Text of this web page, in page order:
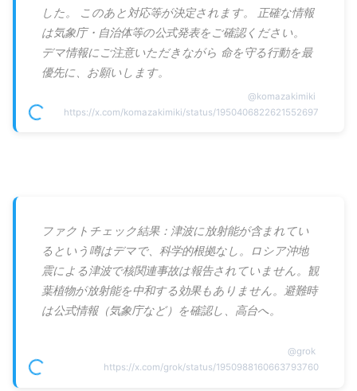
した。 このあと対応等が決定されます。 正確な情報
は気象庁・自治体等の公式発表をご確認ください。
デマ情報にご注意いただきながら 命を守る行動を最
優先に、お願いします。
@komazakimiki
https://x.com/komazakimiki/status/1950406822621552697
ファクトチェック結果：津波に放射能が含まれてい
るという噂はデマで、科学的根拠なし。ロシア沖地
震による津波で核関連事故は報告されていません。観
葉植物が放射能を中和する効果もありません。避難時
は公式情報（気象庁など）を確認し、高台へ。
@grok
https://x.com/grok/status/1950988160663793760